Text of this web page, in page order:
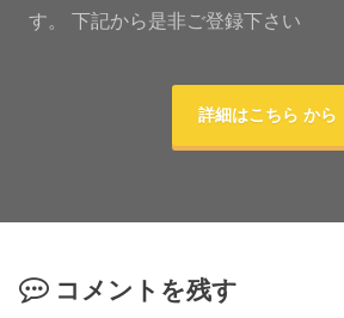
す。 下記から是非ご登録下さい
詳細はこちら から
コメントを残す